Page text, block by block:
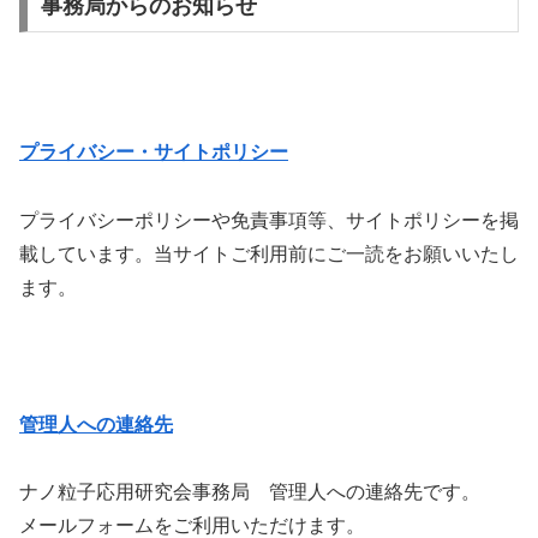
事務局からのお知らせ
プライバシー・サイトポリシー
プライバシーポリシーや免責事項等、サイトポリシーを掲
載しています。当サイトご利用前にご一読をお願いいたし
ます。
管理人への連絡先
ナノ粒子応用研究会事務局 管理人への連絡先です。
メールフォームをご利用いただけます。